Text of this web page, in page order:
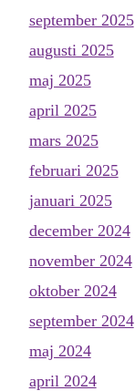
september 2025
augusti 2025
maj 2025
april 2025
mars 2025
februari 2025
januari 2025
december 2024
november 2024
oktober 2024
september 2024
maj 2024
april 2024